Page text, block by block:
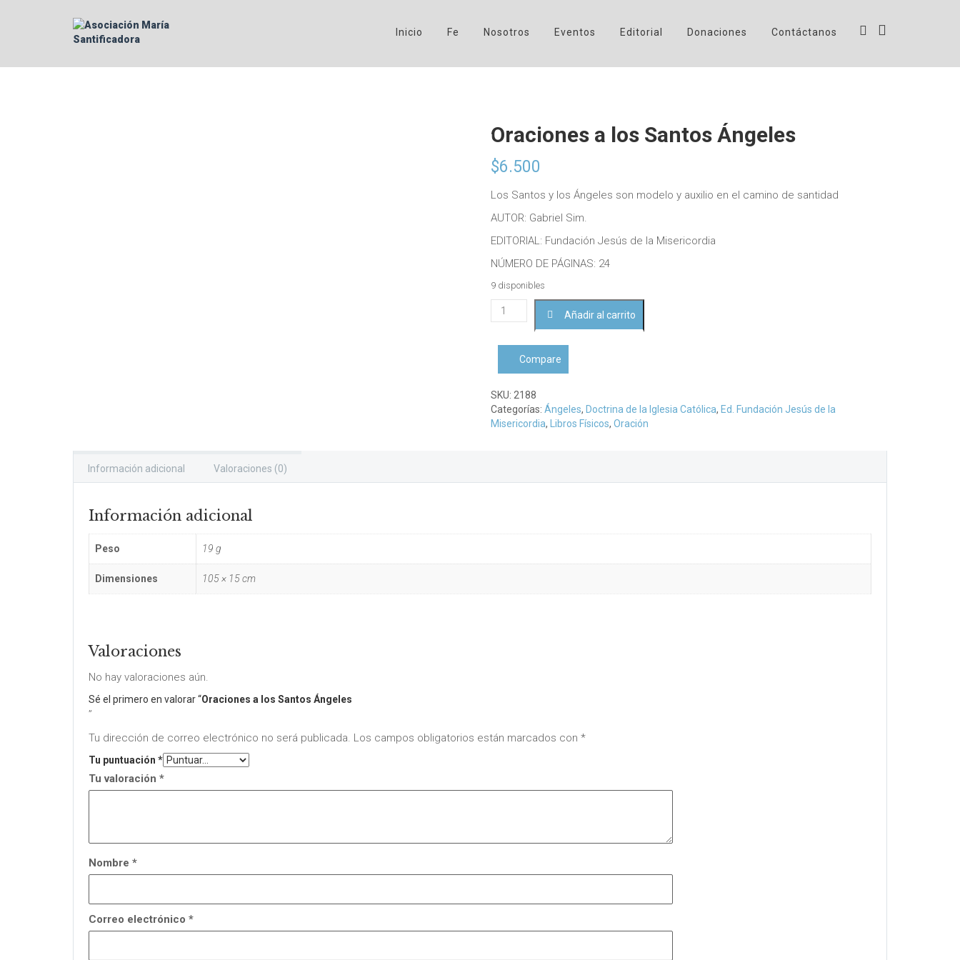
Inicio Fe Nosotros Eventos Editorial Donaciones Contáctanos
Oraciones a los Santos Ángeles
$6.500
Los Santos y los Ángeles son modelo y auxilio en el camino de santidad
AUTOR: Gabriel Sim.
EDITORIAL: Fundación Jesús de la Misericordia
NÚMERO DE PÁGINAS: 24
9 disponibles
Oraciones
a
Santos
Ángeles
cantidad
Añadir al carrito
Compare
SKU: 2188
Categorías: Ángeles, Doctrina de la Iglesia Católica, Ed. Fundación Jesús de la
Misericordia, Libros Físicos, Oración
Información adicional Valoraciones (0)
Información adicional
Peso 19 g
Dimensiones 105 × 15 cm
Valoraciones
No hay valoraciones aún.
Sé el primero en valorar “Oraciones a los Santos Ángeles
”
Tu dirección de correo electrónico no será publicada. Los campos obligatorios están marcados con *
Tu puntuación *
Tu valoración *
Nombre *
Correo electrónico *